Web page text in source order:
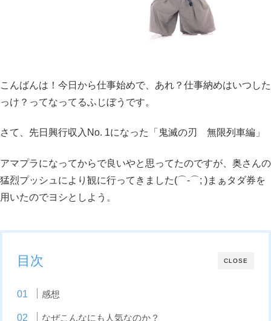
こんばんは！今日から仕事始めで、あれ？仕事納めはいつした
っけ？ってなってるふじぼうです。
さて、先日興行収入No. 1になった「鬼滅の刃 無限列車編」
アマプラになってからで良いやと思ってたのですが、奥さんの
猛烈プッシュにより観に行ってきました(⌒-⌒; )まぁタダ券を
用いたのでヨシとしよう。
CLOSE
目次
感想
なぜこんなにも人気なのか？